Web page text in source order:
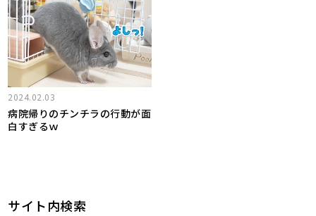
2024.02.03
病院帰りのチンチラの行動が面
白すぎるｗ
サイト内検索